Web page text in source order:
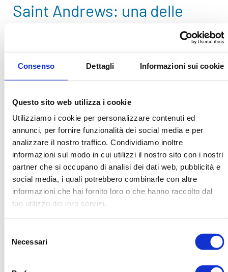
Consenso Dettagli Informazioni sui cookie
Questo sito web utilizza i cookie
Utilizziamo i cookie per personalizzare contenuti ed
annunci, per fornire funzionalità dei social media e per
analizzare il nostro traffico. Condividiamo inoltre
informazioni sul modo in cui utilizzi il nostro sito con i nostri
partner che si occupano di analisi dei dati web, pubblicità e
social media, i quali potrebbero combinarle con altre
informazioni che hai fornito loro o che hanno raccolto dal
tuo utilizzo dei loro servizi.
delNecessari
Saint Andrews: una delle
città più belle della Scozia
Ecco una tappa obbligatoria per gli amanti della
storia nel viaggio attraverso le Lowlands. Qui si
trovanole rovine della cattedrale di Saint
Andrewse del suo castello. Per quanto riguarda la
cattedrale, rimarrai impressionato dalle sue
dimensioni, dalla sua architettura e
dall’impressionante immagine che formano le sue
inoltre vedere il sarcofago di St.Andrews. A sua